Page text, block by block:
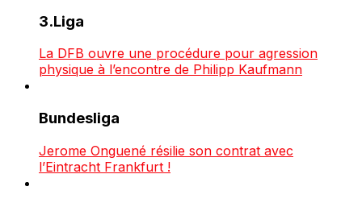
3.Liga
La DFB ouvre une procédure pour agression
physique à l’encontre de Philipp Kaufmann
Bundesliga
Jerome Onguené résilie son contrat avec
l’Eintracht Frankfurt !